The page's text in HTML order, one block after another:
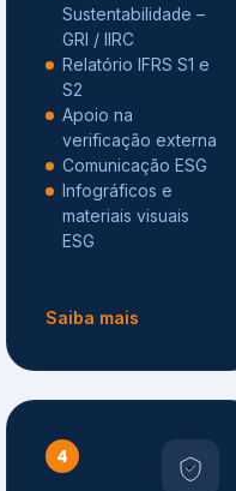
Sustentabilidade –
GRI / IIRC
Relatório IFRS S1 e
S2
Apoio na
verificação externa
Comunicação ESG
Infográficos e
materiais visuais
ESG
Saiba mais
4